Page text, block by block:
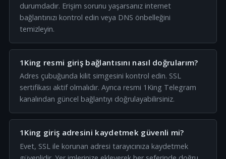
durumdadır. Erişim sorunu yaşarsanız internet
bağlantınızı kontrol edin veya DNS önbelleğini
temizleyin.
1King resmi giriş bağlantısını nasıl doğrularım?
Adres çubuğunda kilit simgesini kontrol edin. SSL
sertifikası aktif olmalıdır. Ayrıca resmi 1King Telegram
kanalından güncel bağlantıyı doğrulayabilirsiniz.
1King giriş adresini kaydetmek güvenli mi?
Evet, SSL ile korunan adresi tarayıcınıza kaydetmek